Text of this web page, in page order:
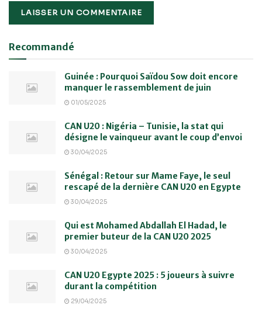
Recommandé
Guinée : Pourquoi Saïdou Sow doit encore
manquer le rassemblement de juin
01/05/2025
CAN U20 : Nigéria – Tunisie, la stat qui
désigne le vainqueur avant le coup d’envoi
30/04/2025
Sénégal : Retour sur Mame Faye, le seul
rescapé de la dernière CAN U20 en Egypte
30/04/2025
Qui est Mohamed Abdallah El Hadad, le
premier buteur de la CAN U20 2025
30/04/2025
CAN U20 Egypte 2025 : 5 joueurs à suivre
durant la compétition
29/04/2025